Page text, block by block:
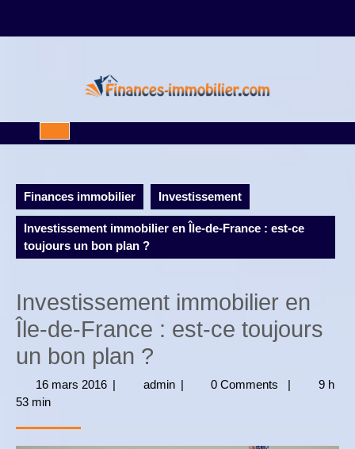
Open
Button
Finances immobilier Investissement
Investissement immobilier en Île-de-France : est-ce
toujours un bon plan ?
Investissement immobilier en
Île-de-France : est-ce toujours
un bon plan ?
16 mars 2016 16
| admin admin
| 0 Comments |
9 h
53 min